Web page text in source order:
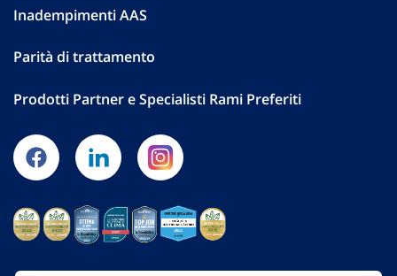
Inadempimenti AAS
Parità di trattamento
Prodotti Partner e Specialisti Rami Preferiti